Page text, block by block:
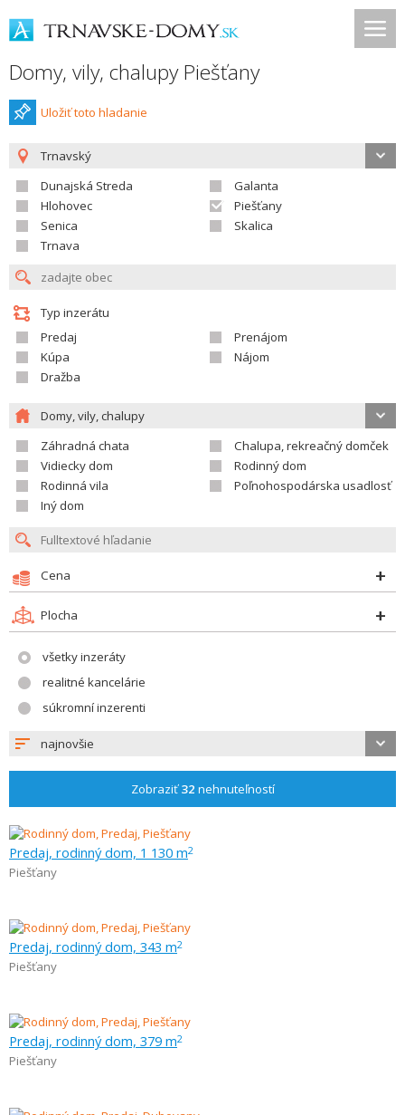
Domy, vily, chalupy Piešťany
Uložiť toto hladanie
Trnavský
Dunajská Streda
Galanta
Hlohovec
Piešťany
Senica
Skalica
Trnava
Typ inzerátu
Predaj
Prenájom
Kúpa
Nájom
Dražba
Domy, vily, chalupy
Záhradná chata
Chalupa, rekreačný domček
Vidiecky dom
Rodinný dom
Rodinná vila
Poľnohospodárska usadlosť
Iný dom
Cena
Plocha
všetky inzeráty
realitné kancelárie
súkromní inzerenti
najnovšie
Zobraziť32 nehnuteľností
Predaj, rodinný dom, 1 130 m2
Piešťany
Predaj, rodinný dom, 343 m2
Piešťany
Predaj, rodinný dom, 379 m2
Piešťany